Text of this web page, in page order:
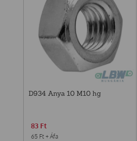
D934 Anya 10 M10 hg
83 Ft
65 Ft + Áfa